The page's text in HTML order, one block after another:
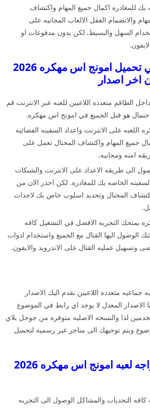
بك للمغادره اكمال جميع المهام واكتشاف
والانضمام العقل الالعاب المجانيه على
السهل والبسيط. لكن بدون مدفوعات او
دلائل الميزات في تحميل امونج اس مهكره 2026
اخر اصدار
الطاقم متعدده اللاعبين للعبه عبر الانترنت قم
هو قتل الجميع في امونج اس مهكره.
على الانترنت واعداد السفينه الفضائيه
جميع المهام واكتشاف المحتال تعمل على
امنه ومجانيه.
الى طريقه الاعداد على الانترنت والشبكات
السفينه الخاصه بك للمغادره. لكن احذر الان من
المحتال وتحديد اسلوب خاص بك لاحداث
يمنحك التجربه الافضل في التشغيل كافه
الوصول اليها القتال مع الجميع واستخدام ادوات
وتسهيل عمليه القتال على الاندرويد والايفون.
متعدده اللاعبين نقدم اليك الاصدار
المعدل لا يوجد اي رابط في الموضوع
لذا والنسخه الاصليه متوفره من جوجل بلاي
ويتم توجيهك الى متاجر غير رسميه لتحميل
التحديات التي تواجه لعبه امونج اس مهكره 2026
التحديات والمشاكل الوصول الى التجربه